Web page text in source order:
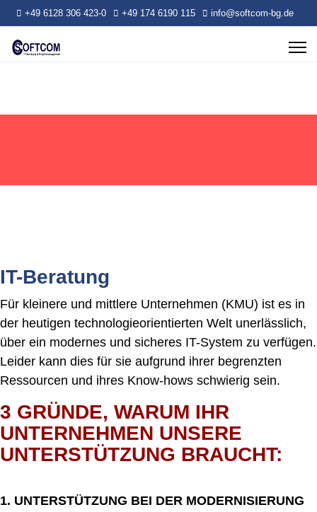
+49 6128 306 423-0 +49 174 6190 115 info@softcom-bg.de
IT-Beratung
Für kleinere und mittlere Unternehmen (KMU) ist es in
der heutigen technologieorientierten Welt unerlässlich,
über ein modernes und sicheres IT-System zu verfügen.
Leider kann dies für sie aufgrund ihrer begrenzten
Ressourcen und ihres Know-hows schwierig sein.
3 GRÜNDE, WARUM IHR
UNTERNEHMEN UNSERE
UNTERSTÜTZUNG BRAUCHT:
1. UNTERSTÜTZUNG BEI DER MODERNISIERUNG